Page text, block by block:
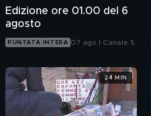
Edizione ore 01.00 del 6
agosto
PUNTATA INTERA 07 ago | Canale 5
24 MIN